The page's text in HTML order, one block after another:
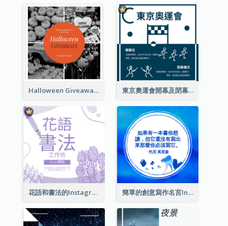
Halloween Giveaway Instagram Post 東京奧運會開幕及閉幕式Instagram帖子
花語和書法的Instagram帖子 簡單的創意寫作名言Instagram帖子